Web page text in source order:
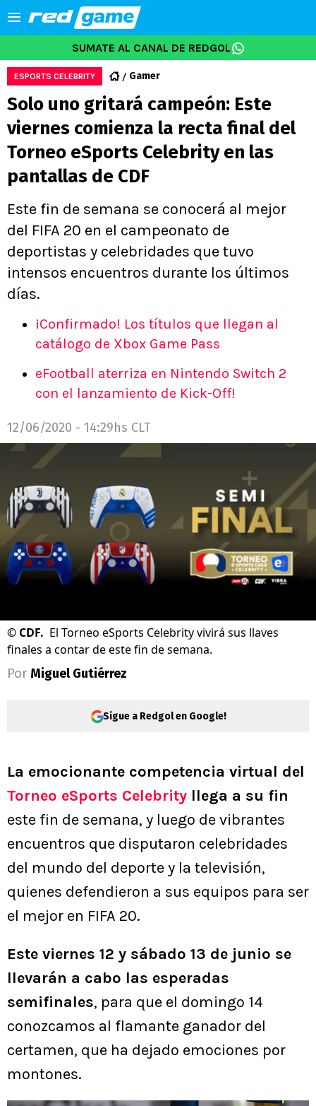
SUMATE AL CANAL DE REDGOL
ESPORTS CELEBRITY Gamer
Solo uno gritará campeón: Este
viernes comienza la recta final del
Torneo eSports Celebrity en las
pantallas de CDF
Este fin de semana se conocerá al mejor
del FIFA 20 en el campeonato de
deportistas y celebridades que tuvo
intensos encuentros durante los últimos
días.
¡Confirmado! Los títulos que llegan al
catálogo de Xbox Game Pass
eFootball aterriza en Nintendo Switch 2
con el lanzamiento de Kick-Off!
12/06/2020 - 14:29hs CLT
© CDF. El Torneo eSports Celebrity vivirá sus llaves
finales a contar de este fin de semana.
Por Miguel Gutiérrez
Sigue a Redgol en Google!
La emocionante competencia virtual del
Torneo eSports Celebrity llega a su fin
este fin de semana, y luego de vibrantes
encuentros que disputaron celebridades
del mundo del deporte y la televisión,
quienes defendieron a sus equipos para ser
el mejor en FIFA 20.
Este viernes 12 y sábado 13 de junio se
llevarán a cabo las esperadas
semifinales, para que el domingo 14
conozcamos al flamante ganador del
certamen, que ha dejado emociones por
montones.